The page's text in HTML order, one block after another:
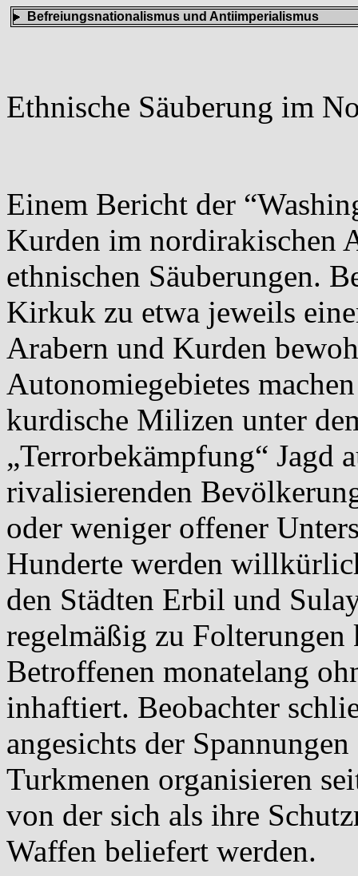
Befreiungsnationalismus und Antiimperialismus
Ethnische Säuberung im
Einem Bericht der
Kurden im nordirakischen
ethnischen Säuberungen.
Kirkuk zu etwa jeweils
Arabern und Kurden
Autonomiegebietes
kurdische Milizen unter
„Terrorbekämpfung“ Jagd
rivalisierenden
oder weniger offener
Hunderte werden
den Städten Erbil und
regelmäßig zu
Betroffenen monatelang
inhaftiert. Beobachter
angesichts der
Turkmenen organisieren
von der sich als ihre
Waffen beliefert werden.